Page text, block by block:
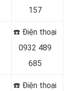
157
☎️ Điện thoại
0932 489
685
☎️ Điện thoại